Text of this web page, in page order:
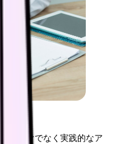
論だけでなく実践的なア